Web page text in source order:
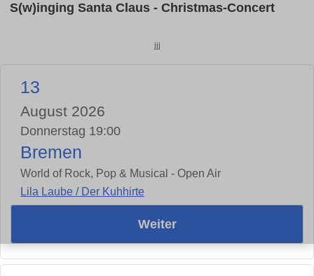
S(w)inging Santa Claus - Christmas-Concert
jjj
13
August 2026
Donnerstag 19:00
Bremen
World of Rock, Pop & Musical - Open Air
Lila Laube / Der Kuhhirte
Weiter